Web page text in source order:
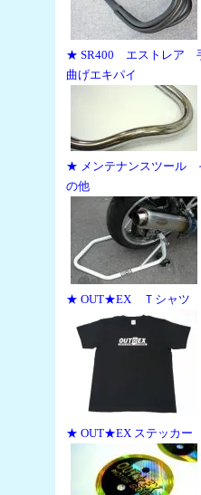
★ SR400 エストレア
曲げエキパイ
★ メンテナンスツール
の他
★ OUT★EX Ｔシャツ
★ OUT★EX ステッカー